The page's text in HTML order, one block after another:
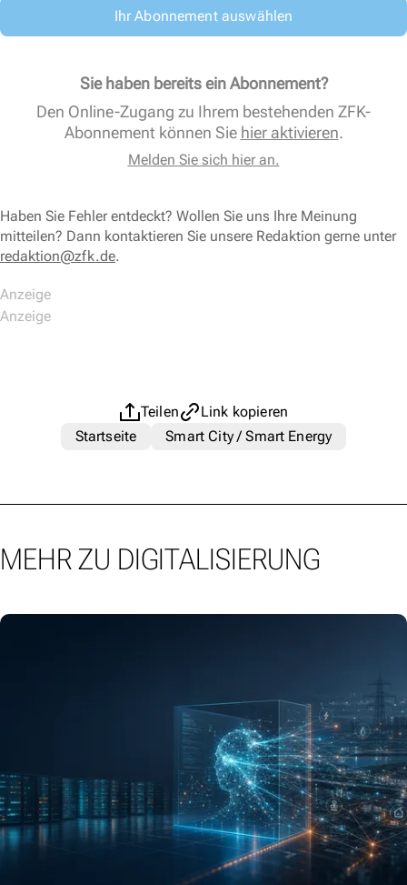
Ihr Abonnement auswählen
Sie haben bereits ein Abonnement?
Den Online-Zugang zu Ihrem bestehenden ZFK-
Abonnement können Sie hier aktivieren.
Melden Sie sich hier an.
Haben Sie Fehler entdeckt? Wollen Sie uns Ihre Meinung
mitteilen? Dann kontaktieren Sie unsere Redaktion gerne unter
redaktion@zfk.de.
Teilen
Link kopieren
Startseite
Smart City / Smart Energy
MEHR ZU DIGITALISIERUNG